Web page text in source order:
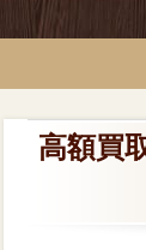
高額買